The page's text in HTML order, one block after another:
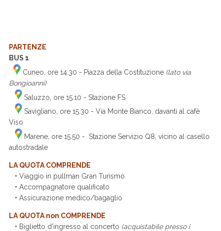
PARTENZE
BUS 1
Cuneo, ore 14.30 - Piazza della Costituzione (lato via
Bongioanni)
Saluzzo, ore 15.10 - Stazione FS
Savigliano, ore 15.30 - Via Monte Bianco, davanti al cafè
Viso
Marene, ore 15.50 - Stazione Servizio Q8, vicino al casello
autostradale
LA QUOTA COMPRENDE
• Viaggio in pullman Gran Turismo
• Accompagnatore qualificato
• Assicurazione medico/bagaglio
LA QUOTA non COMPRENDE
• Biglietto d'ingresso al concerto (acquistabile presso i